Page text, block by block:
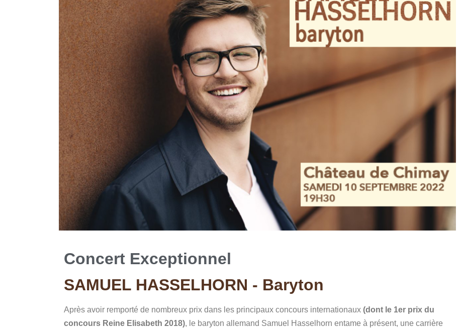
Concert Exceptionnel
SAMUEL HASSELHORN - Baryton
Après avoir remporté de nombreux prix dans les principaux concours internationaux (dont le 1er prix du
concours Reine Elisabeth 2018), le baryton allemand Samuel Hasselhorn entame à présent, une carrière